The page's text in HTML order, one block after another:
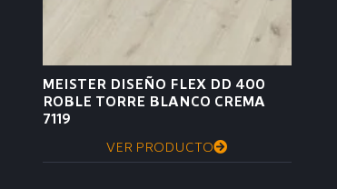
MEISTER DISEÑO FLEX DD 400
ROBLE TORRE BLANCO CREMA
7119
VER PRODUCTO